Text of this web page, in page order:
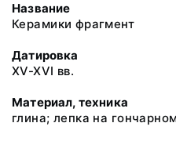
Название
Керамики фрагмент
Датировка
XV-XVI вв.
Материал, техника
глина; лепка на